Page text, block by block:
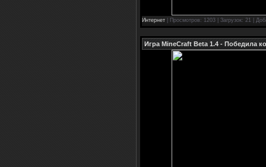
Интернет | Просмотров: 1203 | Загрузок: 21 |
Игра MineCraft Beta 1.4 - Победила